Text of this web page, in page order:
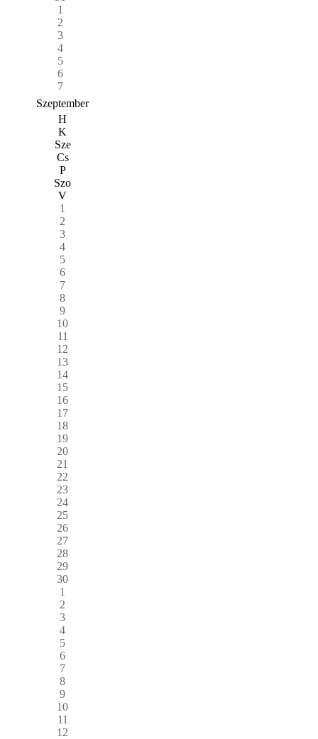
1
2
3
4
5
6
7
Szeptember
H
K
Sze
Cs
P
Szo
V
1
2
3
4
5
6
7
8
9
10
11
12
13
14
15
16
17
18
19
20
21
22
23
24
25
26
27
28
29
30
1
2
3
4
5
6
7
8
9
10
11
12